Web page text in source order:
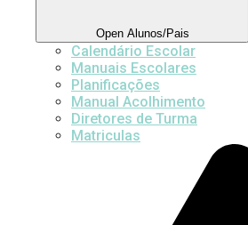
Open Alunos/Pais
Calendário Escolar
Manuais Escolares
Planificações
Manual Acolhimento
Diretores de Turma
Matriculas